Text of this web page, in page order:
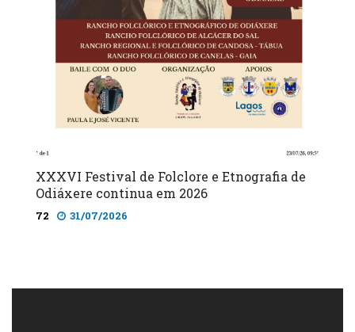
XXXVI Festival de Folclore e Etnografia de
Odiáxere continua em 2026
72 31/07/2026